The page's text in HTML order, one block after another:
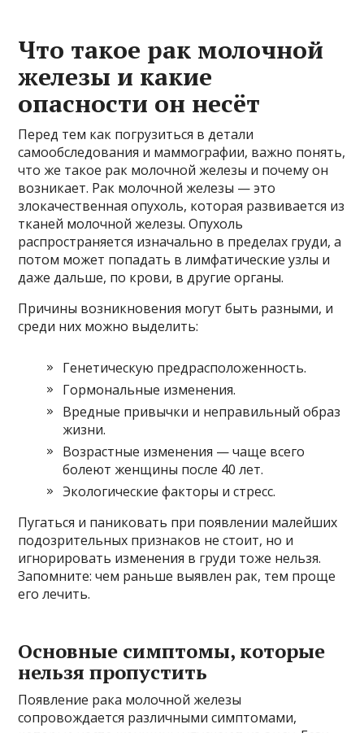
Что такое рак молочной
железы и какие
опасности он несёт
Перед тем как погрузиться в детали
самообследования и маммографии, важно понять,
что же такое рак молочной железы и почему он
возникает. Рак молочной железы — это
злокачественная опухоль, которая развивается из
тканей молочной железы. Опухоль
распространяется изначально в пределах груди, а
потом может попадать в лимфатические узлы и
даже дальше, по крови, в другие органы.
Причины возникновения могут быть разными, и
среди них можно выделить:
Генетическую предрасположенность.
Гормональные изменения.
Вредные привычки и неправильный образ
жизни.
Возрастные изменения — чаще всего
болеют женщины после 40 лет.
Экологические факторы и стресс.
Пугаться и паниковать при появлении малейших
подозрительных признаков не стоит, но и
игнорировать изменения в груди тоже нельзя.
Запомните: чем раньше выявлен рак, тем проще
его лечить.
Основные симптомы, которые
нельзя пропустить
Появление рака молочной железы
сопровождается различными симптомами,